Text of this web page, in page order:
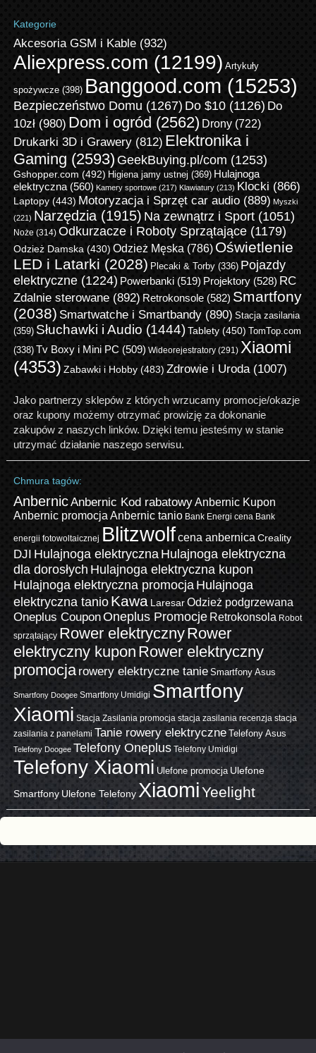
Kategorie
Akcesoria GSM i Kable(932)
Aliexpress.com (12199) Artykuły
spożywcze(398) Banggood.com (15253)
Bezpieczeństwo Domu (1267) Do $10(1126) Do
10zł(980) Dom i ogród (2562) Drony(722)
Drukarki 3D i Grawery(812) Elektronika i
Gaming (2593) GeekBuying.pl/com (1253)
Gshopper.com (492) Higiena jamy ustnej (369) Hulajnoga
elektryczna(560) Kamery sportowe(217) Klawiatury(213) Klocki (866)
Laptopy(443) Motoryzacja i Sprzęt car audio(889) Myszki
(221) Narzędzia(1915) Na zewnątrz i Sport(1051)
Noże (314) Odkurzacze i Roboty Sprzątające(1179)
Odzież Damska(430) Odzież Męska (786) Oświetlenie
LED i Latarki (2028) Plecaki & Torby(336) Pojazdy
elektryczne(1224) Powerbanki(519) Projektory(528) RC
Zdalnie sterowane(892) Retrokonsole(582) Smartfony
(2038) Smartwatche i Smartbandy(890) Stacja zasilania
(359) Słuchawki i Audio (1444)Tablety(450)
TomTop.com
(338) Tv Boxy i Mini PC (509) Wideorejestratory(291) Xiaomi
(4353) Zabawki i Hobby(483) Zdrowie i Uroda(1007)
Jako partnerzy sklepów z których wrzucamy promocje/okazje
oraz kupony możemy otrzymać prowizję za dokonanie
zakupów z naszych linków. Dzięki temu jesteśmy w stanie
utrzymać działanie naszego serwisu.
Chmura tagów:
AnbernicAnbernic Kod rabatowyAnbernic Kupon
Anbernic promocja Anbernic tanio Bank Energi cena Bank
energii fotowoltaicznej Blitzwolfcena anbernica Creality
DJI Hulajnoga elektrycznaHulajnoga elektryczna
dla dorosłych Hulajnoga elektryczna kupon
Hulajnoga elektryczna promocjaHulajnoga
elektryczna tanioKawa Laresar Odzież podgrzewana
Oneplus CouponOneplus Promocje Retrokonsola Robot
sprzątający Rower elektrycznyRower
elektryczny kupon Rower elektryczny
promocja rowery elektryczne tanie Smartfony Asus
Smartfony Doogee Smartfony Umidigi Smartfony
Xiaomi Stacja Zasilania promocja stacja zasilania recenzja stacja
zasilania z panelami Tanie rowery elektryczne Telefony Asus
Telefony Doogee Telefony Oneplus Telefony Umidigi
Telefony Xiaomi Ulefone promocja Ulefone
Smartfony Ulefone Telefony XiaomiYeelight